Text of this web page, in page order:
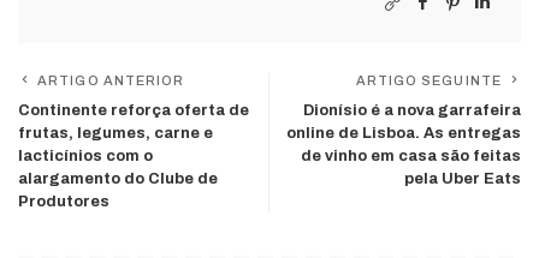
ARTIGO ANTERIOR
Continente reforça oferta de
frutas, legumes, carne e
lacticínios com o
alargamento do Clube de
Produtores
ARTIGO SEGUINTE
Dionísio é a nova garrafeira
online de Lisboa. As entregas
de vinho em casa são feitas
pela Uber Eats